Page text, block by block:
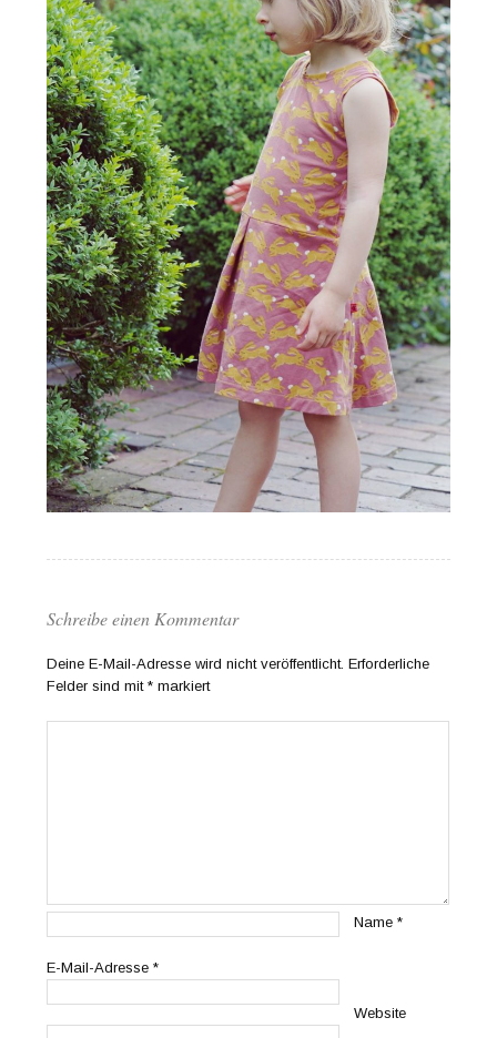
Schreibe einen Kommentar
Deine E-Mail-Adresse wird nicht veröffentlicht. Erforderliche
Felder sind mit* markiert
Name*
E-Mail-Adresse*
Website